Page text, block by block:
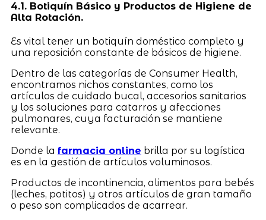
4.1. Botiquín Básico y Productos de Higiene de
Alta Rotación.
Es vital tener un botiquín doméstico completo y
una reposición constante de básicos de higiene.
Dentro de las categorías de Consumer Health,
encontramos nichos constantes, como los
artículos de cuidado bucal, accesorios sanitarios
y los soluciones para catarros y afecciones
pulmonares, cuya facturación se mantiene
relevante.
Donde la farmacia online brilla por su logística
es en la gestión de artículos voluminosos.
Productos de incontinencia, alimentos para bebés
(leches, potitos) y otros artículos de gran tamaño
o peso son complicados de acarrear.